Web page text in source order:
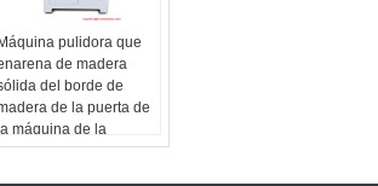
Máquina pulidora que
de madera
del borde de
de la puerta de
la máquina de la
de tambor